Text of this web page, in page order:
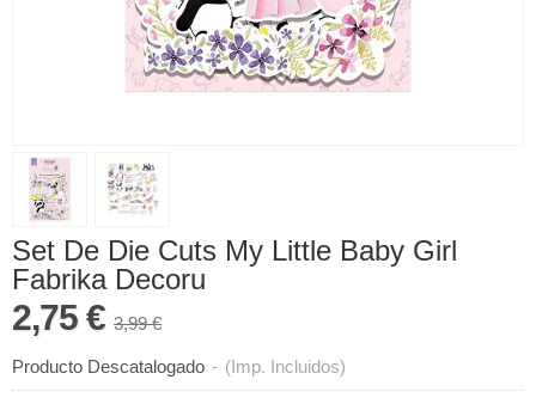
Set De Die Cuts My Little Baby Girl
Fabrika Decoru
2,75 € 3,99 €
Producto Descatalogado - (Imp. Incluidos)